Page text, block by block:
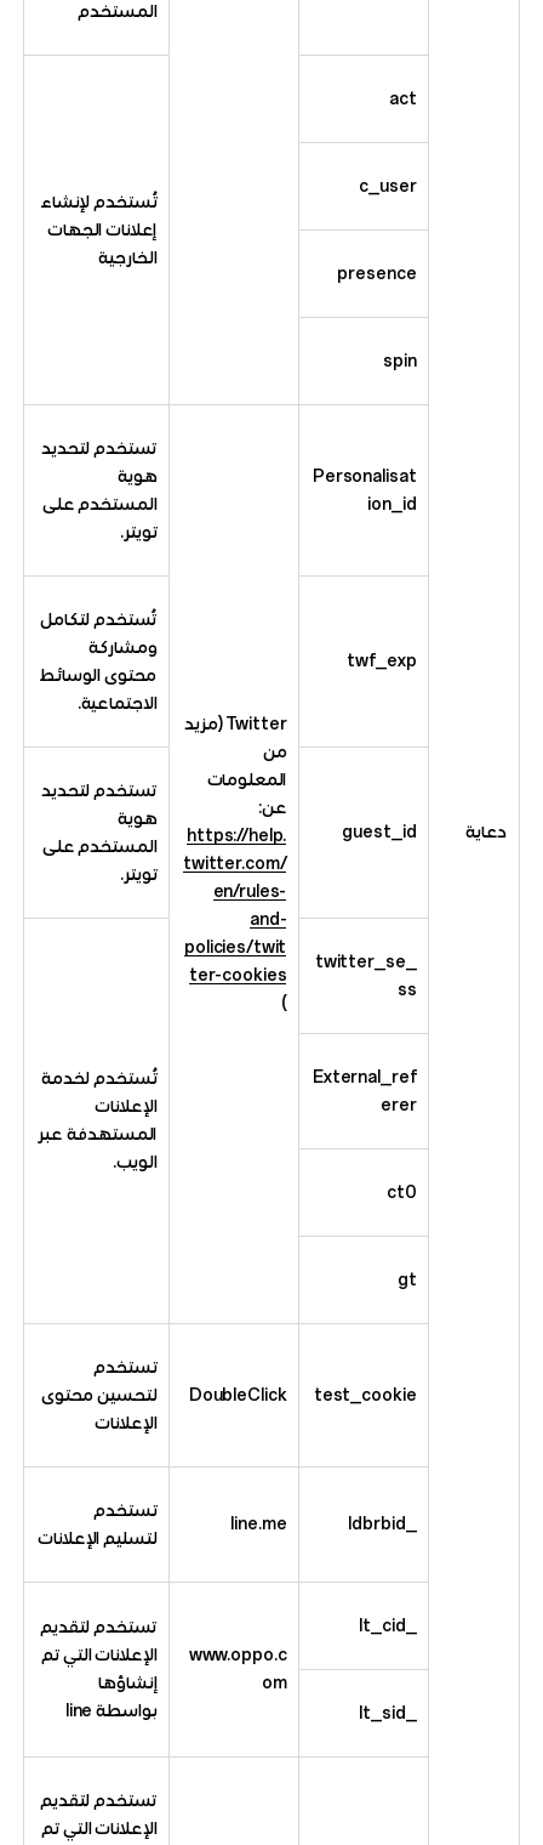
دعاية
المستخدم
act
تُستخدم لإنشاء
إعلانات الجهات
الخارجية
c_user
presence
spin
Personalisat
ion_id
Twitter (مزيد
من
المعلومات
عن:
https://help.
twitter.com/
en/rules-
and-
policies/twit
ter-cookies
)
تستخدم لتحديد
هوية
المستخدم على
تويتر.
twf_exp
تُستخدم لتكامل
ومشاركة
محتوى الوسائط
الاجتماعية.
guest_id
تستخدم لتحديد
هوية
المستخدم على
تويتر.
_twitter_se
ss
تُستخدم لخدمة
الإعلانات
المستهدفة عبر
الويب.
External_ref
erer
ct0
gt
test_cookie
DoubleClick
تستخدم
لتحسين محتوى
الإعلانات
line.me
تستخدم
لتسليم الإعلانات
www.oppo.c
om
تستخدم لتقديم
الإعلانات التي تم
إنشاؤها
بواسطة line
تستخدم لتقديم
الإعلانات التي تم